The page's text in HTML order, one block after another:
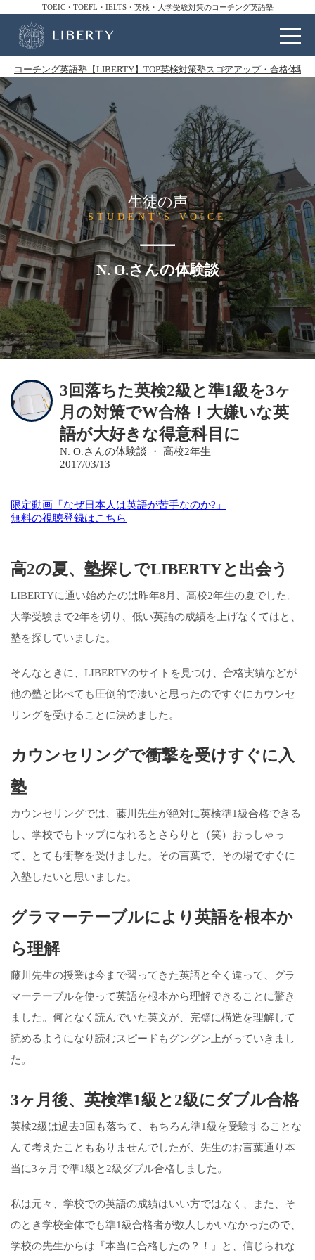
TOEIC・TOEFL・IELTS・英検・大学受験対策のコーチング英語塾
コーチング英語塾【LIBERTY】TOP英検対策塾スコアアップ・合格体験
生徒の声
STUDENT'S VOICE
N. O.さんの体験談
3回落ちた英検2級と準1級を3ヶ
月の対策でW合格！大嫌いな英
語が大好きな得意科目に
N. O.さんの体験談 ・ 高校2年生
2017/03/13
限定動画「なぜ日本人は英語が苦手なのか?」
無料の視聴登録はこちら
高2の夏、塾探しでLIBERTYと出会う
LIBERTYに通い始めたのは昨年8月、高校2年生の夏でした。
大学受験まで2年を切り、低い英語の成績を上げなくてはと、
塾を探していました。
そんなときに、LIBERTYのサイトを見つけ、合格実績などが
他の塾と比べても圧倒的で凄いと思ったのですぐにカウンセ
リングを受けることに決めました。
カウンセリングで衝撃を受けすぐに入
塾
カウンセリングでは、藤川先生が絶対に英検準1級合格できる
し、学校でもトップになれるとさらりと（笑）おっしゃっ
て、とても衝撃を受けました。その言葉で、その場ですぐに
入塾したいと思いました。
グラマーテーブルにより英語を根本か
ら理解
藤川先生の授業は今まで習ってきた英語と全く違って、グラ
マーテーブルを使って英語を根本から理解できることに驚き
ました。何となく読んでいた英文が、完璧に構造を理解して
読めるようになり読むスピードもグングン上がっていきまし
た。
3ヶ月後、英検準1級と2級にダブル合格
英検2級は過去3回も落ちて、もちろん準1級を受験することな
んて考えたこともありませんでしたが、先生のお言葉通り本
当に3ヶ月で準1級と2級ダブル合格しました。
私は元々、学校での英語の成績はいい方ではなく、また、そ
のとき学校全体でも準1級合格者が数人しかいなかったので、
学校の先生からは『本当に合格したの？！』と、信じられな